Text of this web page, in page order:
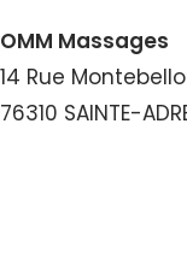
OMM Massages
14 Rue Montebello
76310 SAINTE-